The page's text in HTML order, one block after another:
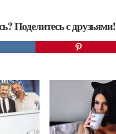
Поделитесь с друзьями!